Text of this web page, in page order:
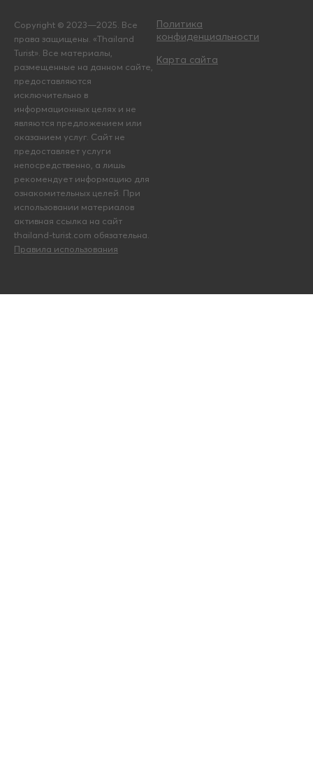
Copyright © 2023—2025. Все
права защищены. «Thailand
Turist». Все материалы,
размещенные на данном сайте,
предоставляются
исключительно в
информационных целях и не
являются предложением или
оказанием услуг. Сайт не
предоставляет услуги
непосредственно, а лишь
рекомендует информацию для
ознакомительных целей. При
использовании материалов
активная ссылка на сайт
thailand-turist.com обязательна.
Правила использования
Политика
конфиденциальности
Карта сайта